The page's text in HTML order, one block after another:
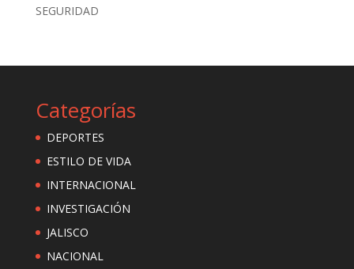
SEGURIDAD
Categorías
DEPORTES
ESTILO DE VIDA
INTERNACIONAL
INVESTIGACIÓN
JALISCO
NACIONAL